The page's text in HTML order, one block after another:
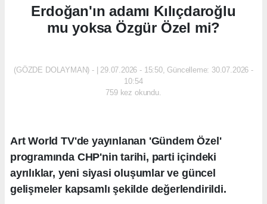
Erdoğan'ın adamı Kılıçdaroğlu
mu yoksa Özgür Özel mi?
(GÖZDE DOLAYMAN) - | 29.07.2026 - 15:50, Güncelleme: 30.07.2026 -
10:54
759 kez okundu.
Art World TV'de yayınlanan 'Gündem Özel'
programında CHP'nin tarihi, parti içindeki
ayrılıklar, yeni siyasi oluşumlar ve güncel
gelişmeler kapsamlı şekilde değerlendirildi.